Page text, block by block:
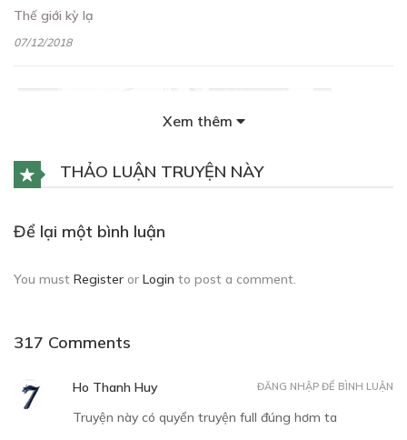
Thế giới kỳ lạ
07/12/2018
CHƯƠNG 3
Xem thêm
THẢO LUẬN TRUYỆN NÀY
Để lại một bình luận
You must Register or Login to post a comment.
317 Comments
Ho Thanh Huy
Truyện này có quyển truyện full đúng hơm ta
ĐĂNG NHẬP ĐỂ BÌNH LUẬN